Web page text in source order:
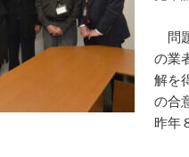
問
の業
解を
の合
昨年